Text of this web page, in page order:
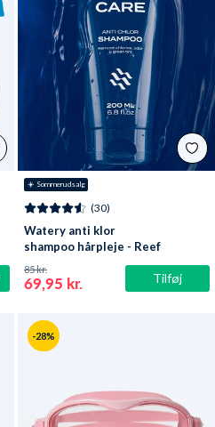
☀️ Sommerudsalg
Tilføj
(30)
Watery anti klor
shampoo hårpleje - Reef
69,95 kr.
85 kr.
-28%